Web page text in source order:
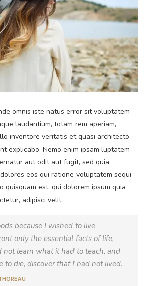
omnis iste natus error sit voluptatem
laudantium, totam rem aperiam,
inventore veritatis et quasi architecto
explicabo. Nemo enim ipsam luptatem
aut odit aut fugit, sed quia
eos qui ratione voluptatem sequi
quisquam est, qui dolorem ipsum quia
adipisci velit.
because I wished to live
only the essential facts of life,
not learn what it had to teach, and
to die, discover that I had not lived.